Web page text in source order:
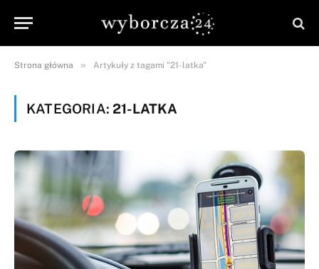
Strona główna » Artykuły z tagami "21-latka"
KATEGORIA:21-LATKA